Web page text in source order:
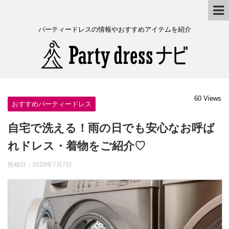
パーティードレスの情報やおすすめアイテムを紹介
おすすめパーティードレス
60 Views
自宅で洗える！雨の日でも安心なお呼ば
れドレス・着物をご紹介♡
投稿日： 2018年7月7日